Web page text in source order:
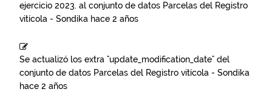
ejercicio 2023. al conjunto de datos Parcelas del Registro
vitícola - Sondika hace 2 años
Se actualizó los extra "update_modification_date" del
conjunto de datos Parcelas del Registro vitícola - Sondika
hace 2 años